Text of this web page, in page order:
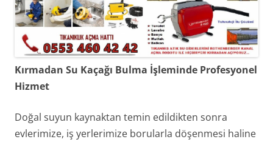
Kırmadan Su Kaçağı Bulma İşleminde Profesyonel
Hizmet
Doğal suyun kaynaktan temin edildikten sonra
evlerimize, iş yerlerimize borularla döşenmesi haline